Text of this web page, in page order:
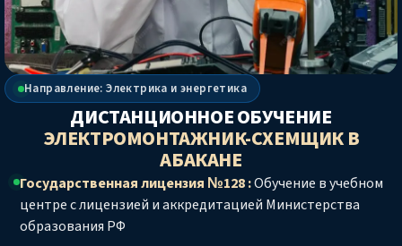
Направление: Электрика и энергетика
ДИСТАНЦИОННОЕ ОБУЧЕНИЕ
ЭЛЕКТРОМОНТАЖНИК-СХЕМЩИКВ
АБАКАНЕ
Государственная лицензия №128 :Обучение в учебном
центре с лицензией и аккредитацией Министерства
образования РФ